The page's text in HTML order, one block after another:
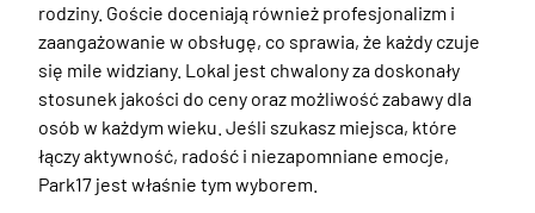
rodziny. Goście doceniają również profesjonalizm i
zaangażowanie w obsługę, co sprawia, że każdy czuje
się mile widziany. Lokal jest chwalony za doskonały
stosunek jakości do ceny oraz możliwość zabawy dla
osób w każdym wieku. Jeśli szukasz miejsca, które
łączy aktywność, radość i niezapomniane emocje,
Park17 jest właśnie tym wyborem.